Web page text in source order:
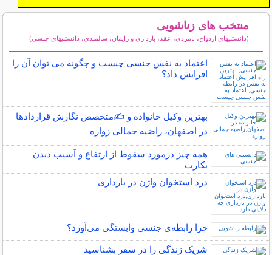
منتخب های زناشویی
(دانستنیهای ازدواج، نامزدی، عقد، بارداری و زایمان، سالمندی، دانستنیهای جنسی)
اعتماد به نفس جنسی چیست و چگونه می توان آن را
افزایش داد؟
بهترین وکیل خانواده و ✍️متخصص نگارش قراردادها
در اصفهان، راضیه جمالی زواره
همه چیز درمورد سقوط از ارتفاع و آسیب دیدن
بکارت
درد استخوان واژن در بارداری
چرا رابطه‌ی جنسی وابستگی می‌آورد؟
شریک زندگی را در سفر بشناسید